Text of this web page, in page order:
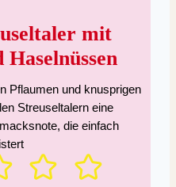
mit
Pflaumen und knusprigen
Streuseltalern eine
die einfach